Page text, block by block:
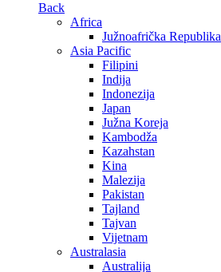
Back
Africa
Južnoafrička Republika
Asia Pacific
Filipini
Indija
Indonezija
Japan
Južna Koreja
Kambodža
Kazahstan
Kina
Malezija
Pakistan
Tajland
Tajvan
Vijetnam
Australasia
Australija